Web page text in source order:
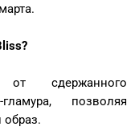
от сдержанного
позволяя